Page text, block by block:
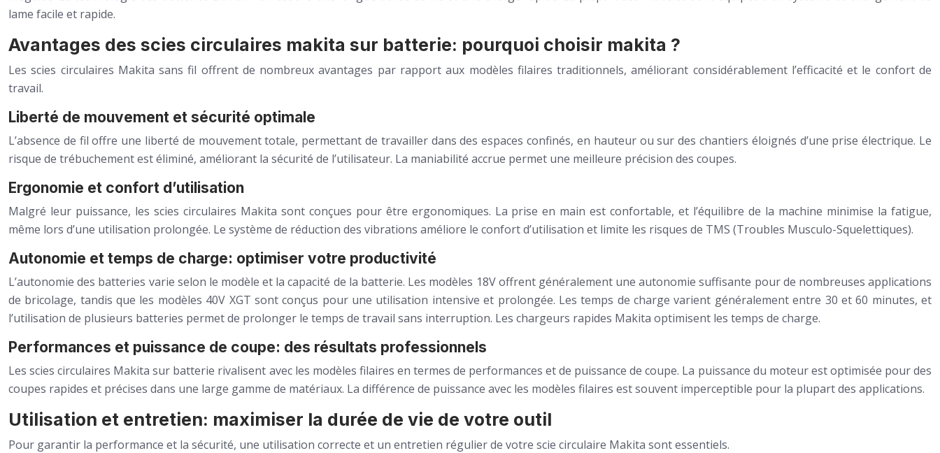
lame facile et rapide.
Avantages des scies circulaires makita sur batterie: pourquoi choisir makita ?
Les scies circulaires Makita sans fil offrent de nombreux avantages par rapport aux modèles filaires traditionnels, améliorant considérablement l’efficacité et le confort de
travail.
Liberté de mouvement et sécurité optimale
L’absence de fil offre une liberté de mouvement totale, permettant de travailler dans des espaces confinés, en hauteur ou sur des chantiers éloignés d’une prise électrique. Le
risque de trébuchement est éliminé, améliorant la sécurité de l’utilisateur. La maniabilité accrue permet une meilleure précision des coupes.
Ergonomie et confort d’utilisation
Malgré leur puissance, les scies circulaires Makita sont conçues pour être ergonomiques. La prise en main est confortable, et l’équilibre de la machine minimise la fatigue,
même lors d’une utilisation prolongée. Le système de réduction des vibrations améliore le confort d’utilisation et limite les risques de TMS (Troubles Musculo-Squelettiques).
Autonomie et temps de charge: optimiser votre productivité
L’autonomie des batteries varie selon le modèle et la capacité de la batterie. Les modèles 18V offrent généralement une autonomie suffisante pour de nombreuses applications
de bricolage, tandis que les modèles 40V XGT sont conçus pour une utilisation intensive et prolongée. Les temps de charge varient généralement entre 30 et 60 minutes, et
l’utilisation de plusieurs batteries permet de prolonger le temps de travail sans interruption. Les chargeurs rapides Makita optimisent les temps de charge.
Performances et puissance de coupe: des résultats professionnels
Les scies circulaires Makita sur batterie rivalisent avec les modèles filaires en termes de performances et de puissance de coupe. La puissance du moteur est optimisée pour des
coupes rapides et précises dans une large gamme de matériaux. La différence de puissance avec les modèles filaires est souvent imperceptible pour la plupart des applications.
Utilisation et entretien: maximiser la durée de vie de votre outil
Pour garantir la performance et la sécurité, une utilisation correcte et un entretien régulier de votre scie circulaire Makita sont essentiels.